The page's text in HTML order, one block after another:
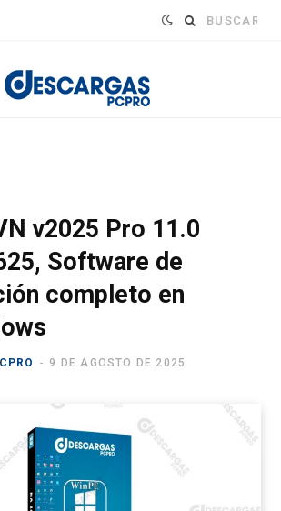
Buscar:
v2025 Pro 11.0
Software de
completo en
9 DE AGOSTO DE 2025